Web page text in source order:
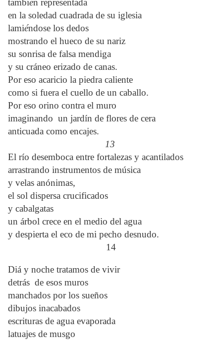
también representada
en la soledad cuadrada de su iglesia
lamiéndose los dedos
mostrando el hueco de su nariz
su sonrisa de falsa mendiga
y su cráneo erizado de canas.
Por eso acaricio la piedra caliente
como si fuera el cuello de un caballo.
Por eso orino contra el muro
imaginando un jardín de flores de cera
anticuada como encajes.
13
El río desemboca entre fortalezas y acantilados
arrastrando instrumentos de música
y velas anónimas,
el sol dispersa crucificados
y cabalgatas
un árbol crece en el medio del agua
y despierta el eco de mi pecho desnudo.
14
Diá y noche tratamos de vivir
detrás de esos muros
manchados por los sueños
dibujos inacabados
escrituras de agua evaporada
latuajes de musgo